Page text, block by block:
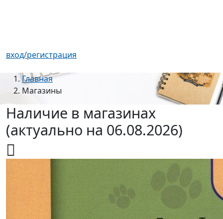
вход/регистрация
Главная
Магазины
Наличие в магазинах
(актуально на 06.08.2026)